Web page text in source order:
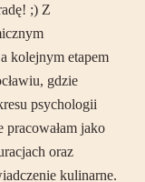
;) Z
kolejnym etapem
gdzie
psychologii
jako
oraz
kulinarne.